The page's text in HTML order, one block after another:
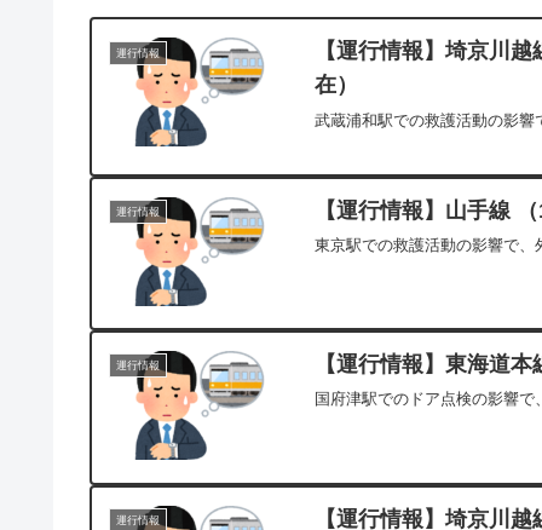
運行情報
【運行情報】埼京川
在）
武蔵浦和駅での救護活動の影響
運行情報 【運行情報】山手線
東京駅での救護活動の影響で、
運行情報 【運行情報】東海道
国府津駅でのドア点検の影響で
運行情報 【運行情報】埼京川